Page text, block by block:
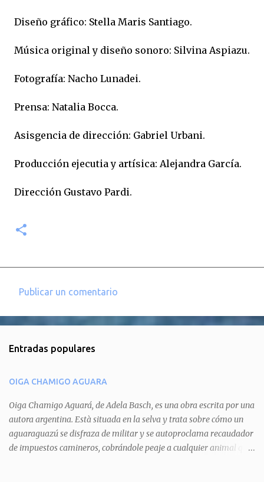
Diseño gráfico: Stella Maris Santiago.
Música original y diseño sonoro: Silvina Aspiazu.
Fotografía: Nacho Lunadei.
Prensa: Natalia Bocca.
Asisgencia de dirección: Gabriel Urbani.
Producción ejecutia y artísica: Alejandra García.
Dirección Gustavo Pardi.
e
t
a
r
i
o
Publicar un comentario
Entradas populares
OIGA CHAMIGO AGUARA
Oiga Chamigo Aguará, de Adela Basch, es una obra escrita por una
autora argentina. Està situada en la selva y trata sobre cómo un
aguaraguazú se disfraza de militar y se autoproclama recaudador
de impuestos camineros, cobrándole peaje a cualquier animal que